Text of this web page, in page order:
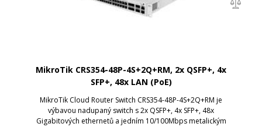
MikroTik CRS354-48P-4S+2Q+RM, 2x QSFP+, 4x
SFP+, 48x LAN (PoE)
MikroTik Cloud Router Switch CRS354-48P-4S+2Q+RM je
výbavou nadupaný switch s 2x QSFP+, 4x SFP+, 48x
Gigabitových ethernetů a jedním 10/100Mbps metalickým